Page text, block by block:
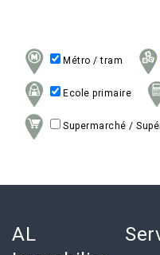
Métro / tram
Ecole primaire
Supermarché /
AL